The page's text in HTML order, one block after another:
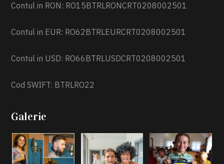
Contul in RON: RO15BTRLRONCRT0208002501
Contul in EUR: RO62BTRLEURCRT0208002501
Contul in USD: RO66BTRLUSDCRT0208002501
Cod SWIFT: BTRLRO22
Galerie